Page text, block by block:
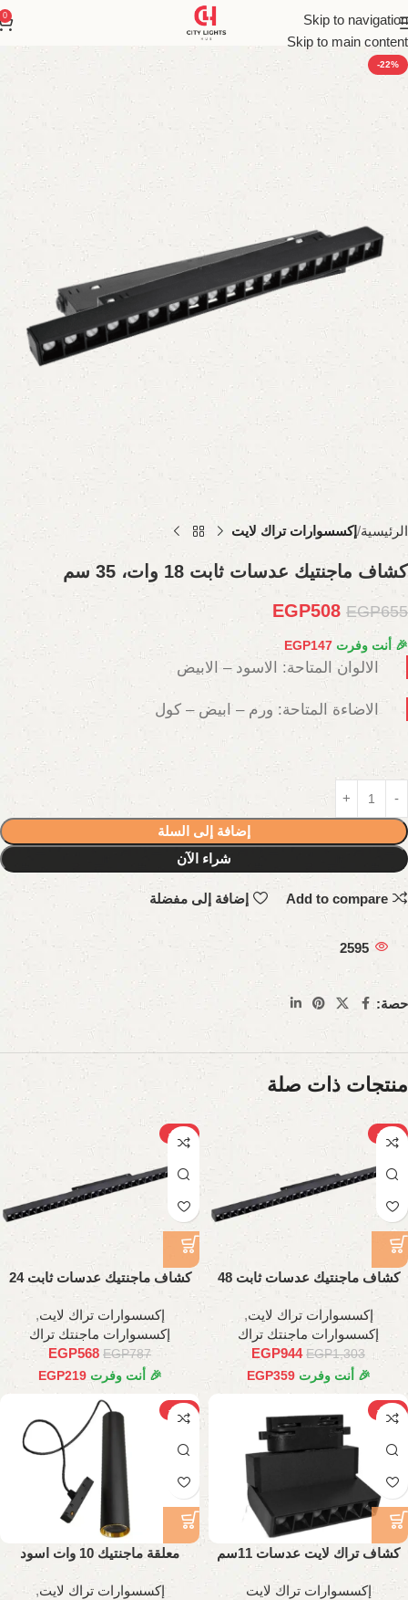
Skip to navigation
Skip to main content
0
-22%
الرئيسية إكسسوارات تراك لايت
كشاف ماجنتيك عدسات ثابت 18 وات، 35 سم
EGP655
EGP508
🎉 أنت وفرت EGP147
الالوان المتاحة: الاسود – الابيض
الاضاءة المتاحة: ورم – ابيض – كول
إضافة إلى السلة
شراء الآن
Add to compare إضافة إلى مفضلة
2595
حصة:
منتجات ذات صلة
-28%
كشاف ماجنتيك عدسات ثابت 48
إكسسوارات تراك لايت,
إكسسوارات ماجنتك تراك
EGP1,303
EGP944
🎉 أنت وفرت EGP359
-28%
كشاف ماجنتيك عدسات ثابت 24
إكسسوارات تراك لايت,
إكسسوارات ماجنتك تراك
EGP787
EGP568
🎉 أنت وفرت EGP219
-31%
كشاف تراك لايت عدسات 11سم
إكسسوارات تراك لايت
-18%
معلقة ماجنتيك 10 وات اسود
إكسسوارات تراك لايت,